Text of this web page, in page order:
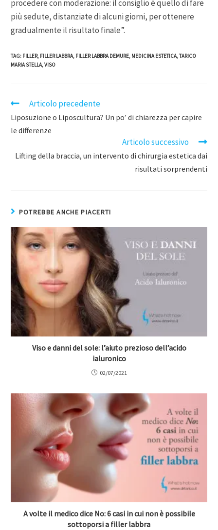
procedere con moderazione: il consiglio è quello di fare
più sedute, distanziate di alcuni giorni, per ottenere
gradualmente il risultato finale”.
TAG: FILLER, FILLER LABBRA, FILLER LABBRA DEMURE, MEDICINA ESTETICA,TARICO
MARIA STELLA,VISO
Articolo precedente
Liposuzione o Liposcultura? Un po’ di chiarezza per capire
le differenze
Articolo successivo
Lifting della braccia, un intervento di chirurgia estetica dai
risultati sorprendenti
POTREBBE ANCHE PIACERTI
Viso e danni del sole: l’aiuto prezioso dell’acido
ialuronico
02/07/2021
A volte il medico dice No: 6 casi in cui non è possibile
sottoporsi a filler labbra